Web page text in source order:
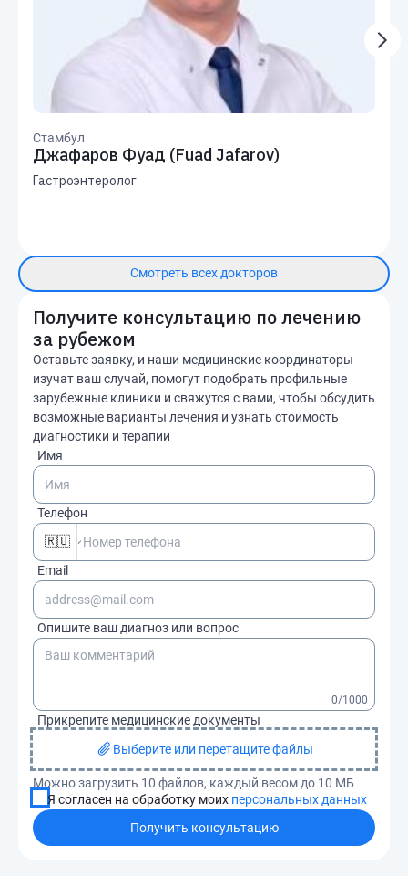
Стамбул
Джафаров Фуад (Fuad Jafarov)
Гастроэнтеролог
Смотреть всех докторов
Получите консультацию по лечению
за рубежом
Оставьте заявку, и наши медицинские координаторы
изучат ваш случай, помогут подобрать профильные
зарубежные клиники и свяжутся с вами, чтобы обсудить
возможные варианты лечения и узнать стоимость
диагностики и терапии
Имя
Телефон
🇷🇺
Email
Опишите ваш диагноз или вопрос
0/1000
Прикрепите медицинские документы
Выберите или перетащите файлы
Можно загрузить 10 файлов, каждый весом до 10 МБ
Я согласен на обработку моих персональных данных
Получить консультацию